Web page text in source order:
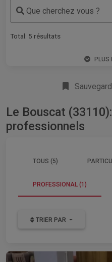
Que cherchez vous ?
Total: 5 résultats
PLUS
Le Bouscat
professionnels
TOUS (5)
PROFESSIONAL (1)
TRIER PAR